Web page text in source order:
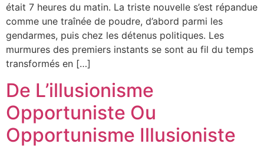
était 7 heures du matin. La triste nouvelle s’est répandue
comme une traînée de poudre, d’abord parmi les
gendarmes, puis chez les détenus politiques. Les
murmures des premiers instants se sont au fil du temps
transformés en […]
De L’illusionisme
Opportuniste Ou
Opportunisme Illusioniste